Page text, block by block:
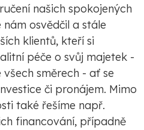
našich spokojených
osvědčil a stále
klientů, kteří si
péče o svůj majetek -
směrech - ať se
či pronájem. Mimo
také řešíme např.
financování, případně